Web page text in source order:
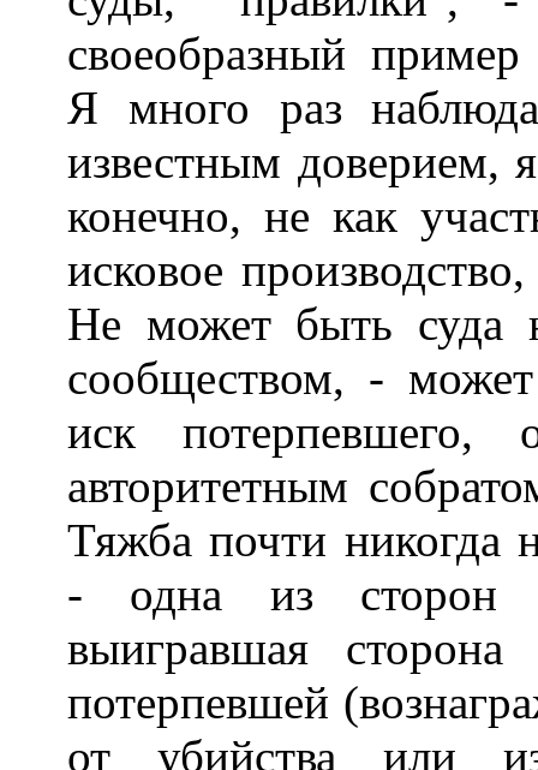
своеобразный пример
Я много раз
известным доверием,
конечно, не как
исковое
Не может быть суда
сообществом, -
иск потерпевшего,
авторитетным
Тяжба почти никогда
- одна из сторон
выигравшая
потерпевшей
от убийства или